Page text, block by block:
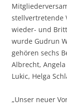
stellvertretende
wieder- und
wurde Gudrun
gehören sechs
Albrecht,
Lukic, Helga
„Unser neuer